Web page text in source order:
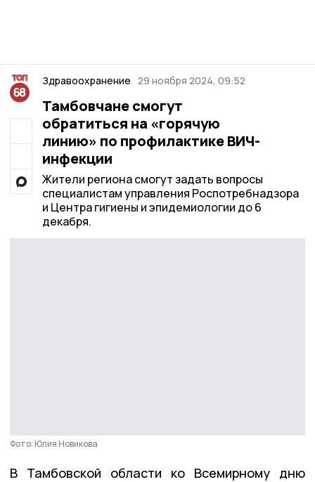
Здравоохранение 29 ноября 2024, 09:52
Тамбовчане смогут
обратиться на «горячую
линию» по профилактике ВИЧ-
инфекции
Жители региона смогут задать вопросы
специалистам управления Роспотребнадзора
и Центра гигиены и эпидемиологии до 6
декабря.
Фото: Юлия Новикова
В Тамбовской области ко Всемирному дню